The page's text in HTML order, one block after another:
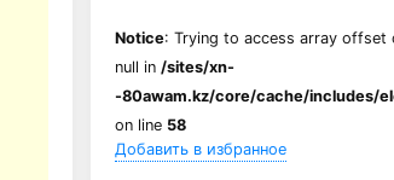
Notice: Trying to access array offset
null in /sites/xn-
-80awam.kz/core/cache/includes/
on line 58
Добавить в избранное